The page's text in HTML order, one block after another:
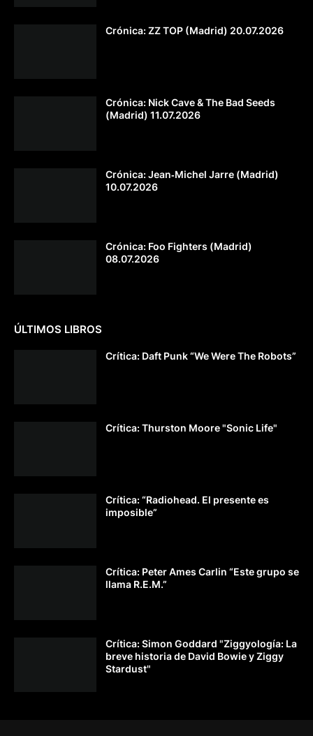
Crónica: ZZ TOP (Madrid) 20.07.2026
Crónica: Nick Cave & The Bad Seeds
(Madrid) 11.07.2026
Crónica: Jean‐Michel Jarre (Madrid)
10.07.2026
Crónica: Foo Fighters (Madrid)
08.07.2026
ÚLTIMOS LIBROS
Crítica: Daft Punk “We Were The Robots”
Crítica: Thurston Moore "Sonic Life"
Crítica: “Radiohead. El presente es
imposible”
Crítica: Peter Ames Carlin “Este grupo se
llama R.E.M.”
Crítica: Simon Goddard "Ziggyología: La
breve historia de David Bowie y Ziggy
Stardust"